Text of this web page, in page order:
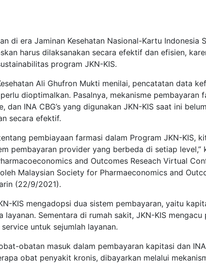
di era Jaminan Kesehatan Nasional-Kartu Indonesia
harus dilaksanakan secara efektif dan efisien,
program JKN-KIS.
Ali Ghufron Mukti menilai, pencatatan data
dioptimalkan. Pasalnya, mekanisme pembayaran
dan INA CBG’s yang digunakan JKN-KIS saat ini
secara efektif.
pembiayaan farmasi dalam Program JKN-KIS,
pembayaran provider yang berbeda di setiap level,”
and Outcomes Reseach Virtual
Malaysian Society for Pharmaeconomics and
(22/9/2021).
KIS mengadopsi dua sistem pembayaran, yaitu
layanan. Sementara di rumah sakit, JKN-KIS mengacu
untuk sejumlah layanan.
obatan masuk dalam pembayaran kapitasi dan INA
obat penyakit kronis, dibayarkan melalui